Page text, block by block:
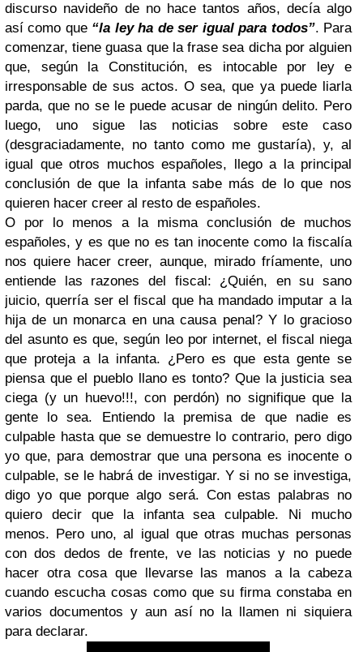
discurso navideño de no hace tantos años, decía algo
así como que “la ley ha de ser igual para todos”. Para
comenzar, tiene guasa que la frase sea dicha por alguien
que, según la Constitución, es intocable por ley e
irresponsable de sus actos. O sea, que ya puede liarla
parda, que no se le puede acusar de ningún delito. Pero
luego, uno sigue las noticias sobre este caso
(desgraciadamente, no tanto como me gustaría), y, al
igual que otros muchos españoles, llego a la principal
conclusión de que la infanta sabe más de lo que nos
quieren hacer creer al resto de españoles.
O por lo menos a la misma conclusión de muchos
españoles, y es que no es tan inocente como la fiscalía
nos quiere hacer creer, aunque, mirado fríamente, uno
entiende las razones del fiscal: ¿Quién, en su sano
juicio, querría ser el fiscal que ha mandado imputar a la
hija de un monarca en una causa penal? Y lo gracioso
del asunto es que, según leo por internet, el fiscal niega
que proteja a la infanta. ¿Pero es que esta gente se
piensa que el pueblo llano es tonto? Que la justicia sea
ciega (y un huevo!!!, con perdón) no signifique que la
gente lo sea. Entiendo la premisa de que nadie es
culpable hasta que se demuestre lo contrario, pero digo
yo que, para demostrar que una persona es inocente o
culpable, se le habrá de investigar. Y si no se investiga,
digo yo que porque algo será. Con estas palabras no
quiero decir que la infanta sea culpable. Ni mucho
menos. Pero uno, al igual que otras muchas personas
con dos dedos de frente, ve las noticias y no puede
hacer otra cosa que llevarse las manos a la cabeza
cuando escucha cosas como que su firma constaba en
varios documentos y aun así no la llamen ni siquiera
para declarar.